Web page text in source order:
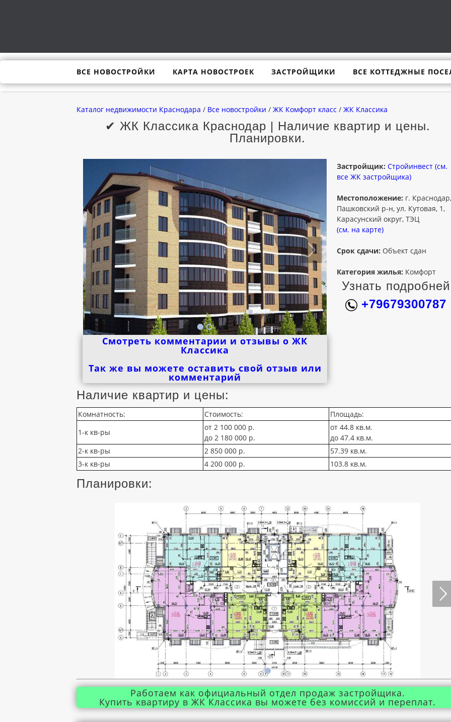
ВСЕ НОВОСТРОЙКИ КАРТА НОВОСТРОЕК ЗАСТРОЙЩИКИ ВСЕ КОТТЕДЖНЫЕ
Каталог недвижимости Краснодара / Все новостройки / ЖК Комфорт класс / ЖК Классика
✔ ЖК Классика Краснодар | Наличие квартир и цены.
Планировки.
Смотреть комментарии и отзывы о ЖК
Классика
Так же вы можете оставить свой отзыв или
комментарий
Застройщик: Стройинвест (см.
все ЖК застройщика)
Местоположение: г. Краснодар,
Пашковский р-н, ул. Кутовая, 1,
Карасунский округ, ТЭЦ
(см. на карте)
Срок сдачи: Объект сдан
Категория жилья: Комфорт
Узнать подробней
+79679300787
Наличие квартир и цены:
Комнатность: Стоимость:
Площадь:
1-к кв-ры
от 2 100 000 р.
до 2 180 000 р.
от 44.8 кв.м.
до 47.4 кв.м.
2-к кв-ры
2 850 000 р.
57.39 кв.м.
3-к кв-ры
4 200 000 р. 103.8 кв.м.
Планировки:
Работаем как официальный отдел продаж застройщика.
Купить квартиру в ЖК Классика вы можете без комиссий и переплат.